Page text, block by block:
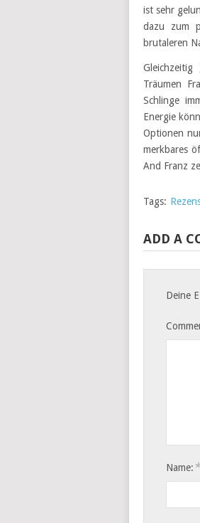
ist sehr
dazu zum
brutaleren
Träumen
Schlinge
Energie
Optionen
merkbares
And Franz
Tags:
ADD A
Deine
Name: *